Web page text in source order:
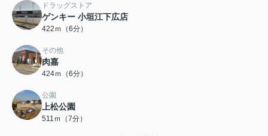
ドラッグストア
ゲンキー 小垣江下広店
422ｍ（6分）
その他
肉嘉
424ｍ（6分）
公園
上松公園
511ｍ（7分）